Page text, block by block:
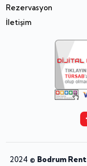
Rezervasyon
İletişim
2024 © Bodrum